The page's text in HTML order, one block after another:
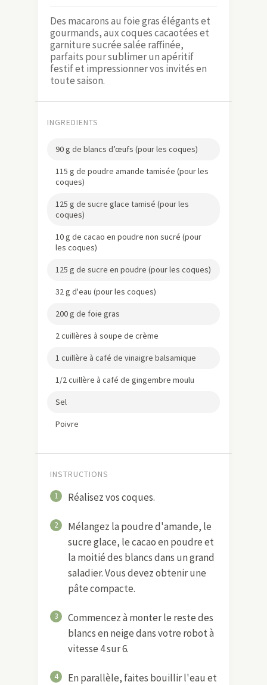
Des macarons au foie gras élégants et
gourmands, aux coques cacaotées et
garniture sucrée salée raffinée,
parfaits pour sublimer un apéritif
festif et impressionner vos invités en
toute saison.
INGREDIENTS
90 g de blancs d’œufs (pour les coques)
115 g de poudre amande tamisée (pour les
coques)
125 g de sucre glace tamisé (pour les
coques)
10 g de cacao en poudre non sucré (pour
les coques)
125 g de sucre en poudre (pour les coques)
32 g d'eau (pour les coques)
200 g de foie gras
2 cuillères à soupe de crème
1 cuillère à café de vinaigre balsamique
1/2 cuillère à café de gingembre moulu
Sel
Poivre
INSTRUCTIONS
1 Réalisez vos coques.
2
Mélangez la poudre d'amande, le
sucre glace, le cacao en poudre et
la moitié des blancs dans un grand
saladier. Vous devez obtenir une
pâte compacte.
3
Commencez à monter le reste des
blancs en neige dans votre robot à
vitesse 4 sur 6.
4
En parallèle, faites bouillir l'eau et